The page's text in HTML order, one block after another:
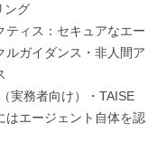
ング
ティス：セキュアなエー
ルガイダンス・非人間ア
実務者向け）・TAISE
はエージェント自体を認